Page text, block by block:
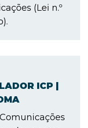
(Lei n.º
ICP |